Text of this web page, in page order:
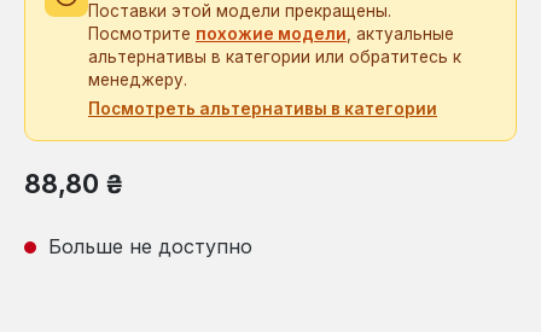
Поставки этой модели прекращены.
Посмотрите похожие модели, актуальные
альтернативы в категории или обратитесь к
менеджеру.
Посмотреть альтернативы в категории
Обычная цена:
88,80 ₴
Больше не доступно